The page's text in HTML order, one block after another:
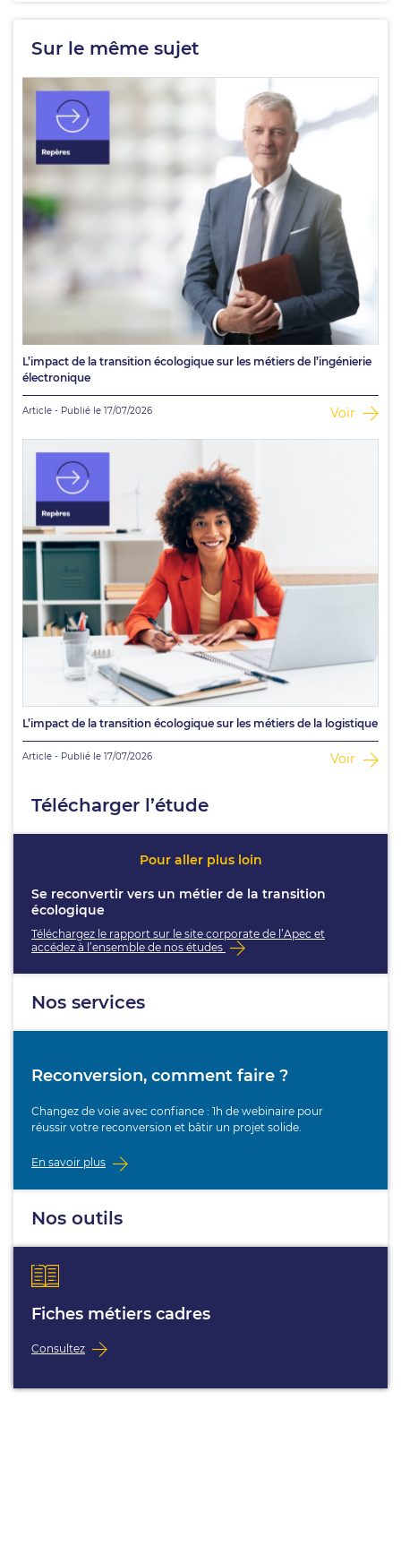
Sur le même sujet
L’impact de la transition écologique sur les métiers de l’ingénierie
électronique
Article - Publié le 17/07/2026 Voir
L’impact de la transition écologique sur les métiers de la logistique
Article - Publié le 17/07/2026 Voir
Télécharger l’étude
Pour aller plus loin
Se reconvertir vers un métier de la transition
écologique
Téléchargez le rapport sur le site corporate de l’Apec et
accédez à l’ensemble de nos études
Nos services
Reconversion, comment faire ?
Changez de voie avec confiance : 1h de webinaire pour
réussir votre reconversion et bâtir un projet solide.
En savoir plus
Nos outils
Fiches métiers cadres
Consultez